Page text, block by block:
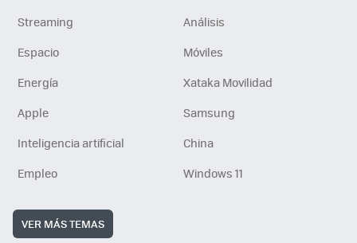
Streaming
Análisis
Espacio
Móviles
Energía
Xataka Movilidad
Apple
Samsung
Inteligencia artificial
China
Empleo
Windows 11
VER MÁS TEMAS